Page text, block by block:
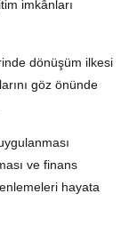
imkânları
dönüşüm ilkesi
göz önünde
ve finans
hayata